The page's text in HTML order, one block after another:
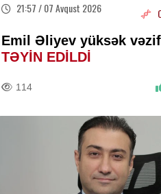
21:57 / 07 Avqust 2026
Emil Əliyev yüksək
TƏYİN EDİLDİ
114